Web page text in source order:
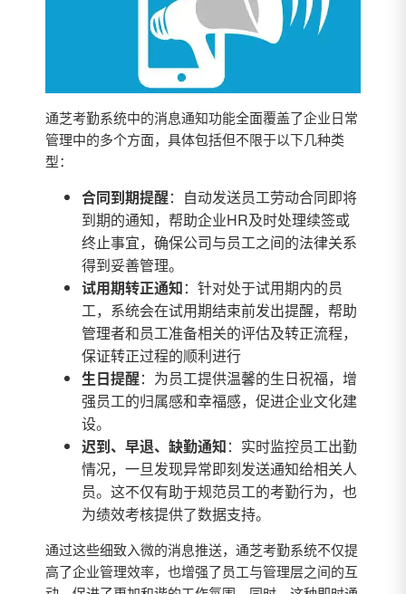
通芝考勤系统中的消息通知功能全面覆盖了企业日常
管理中的多个方面，具体包括但不限于以下几种类
型：
合同到期提醒：自动发送员工劳动合同即将
到期的通知，帮助企业HR及时处理续签或
终止事宜，确保公司与员工之间的法律关系
得到妥善管理。
试用期转正通知：针对处于试用期内的员
工，系统会在试用期结束前发出提醒，帮助
管理者和员工准备相关的评估及转正流程，
保证转正过程的顺利进行
生日提醒：为员工提供温馨的生日祝福，增
强员工的归属感和幸福感，促进企业文化建
设。
迟到、早退、缺勤通知：实时监控员工出勤
情况，一旦发现异常即刻发送通知给相关人
员。这不仅有助于规范员工的考勤行为，也
为绩效考核提供了数据支持。
通过这些细致入微的消息推送，通芝考勤系统不仅提
高了企业管理效率，也增强了员工与管理层之间的互